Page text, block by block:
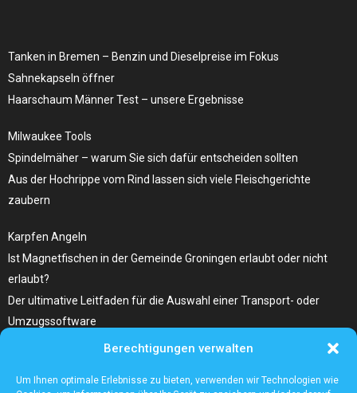
Berechtigungen verwalten
Um Ihnen optimale Erlebnisse zu bieten, verwenden wir Technologien wie
Tanken in Bremen – Benzin und Dieselpreise ​im Fokus
Sahnekapseln öffner
Haarschaum Männer Test – unsere Ergebnisse
Milwaukee Tools
Spindelmäher – warum Sie sich dafür entscheiden sollten
Aus der Hochrippe vom Rind lassen sich viele Fleischgerichte
zaubern
Karpfen Angeln
Ist Magnetfischen in der Gemeinde Groningen erlaubt oder nicht
erlaubt?
Der ultimative Leitfaden für die Auswahl einer Transport- oder
Umzugssoftware
Was Sie Über Infrarot Dörrautomat Wissen Sollten
Tolle Fotocollagen selber gestalten